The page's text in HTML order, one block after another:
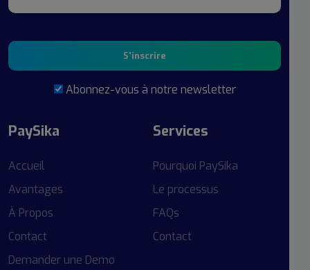
S'inscrire
Abonnez-vous à notre newsletter
PaySika
Accueil
Avantages
À Propos
Contact
Demander une Demo
Services
Pourquoi PaySika
Le processus
FAQs
Contact